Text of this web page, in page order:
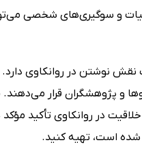
و سوگیری‌های شخصی
نوشتن در روانکاوی
و پژوهشگران قرار
در روانکاوی تأکید
شده است، تهیه کنید.